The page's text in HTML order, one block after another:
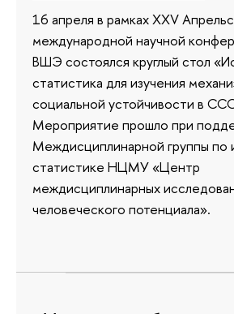
16 апреля в рамках XXV
международной научной
ВШЭ состоялся круглый стол
статистика для изучения
социальной устойчивости в
Мероприятие прошло при
Междисциплинарной группы по
статистике НЦМУ «Центр
междисциплинарных
человеческого потенциала».